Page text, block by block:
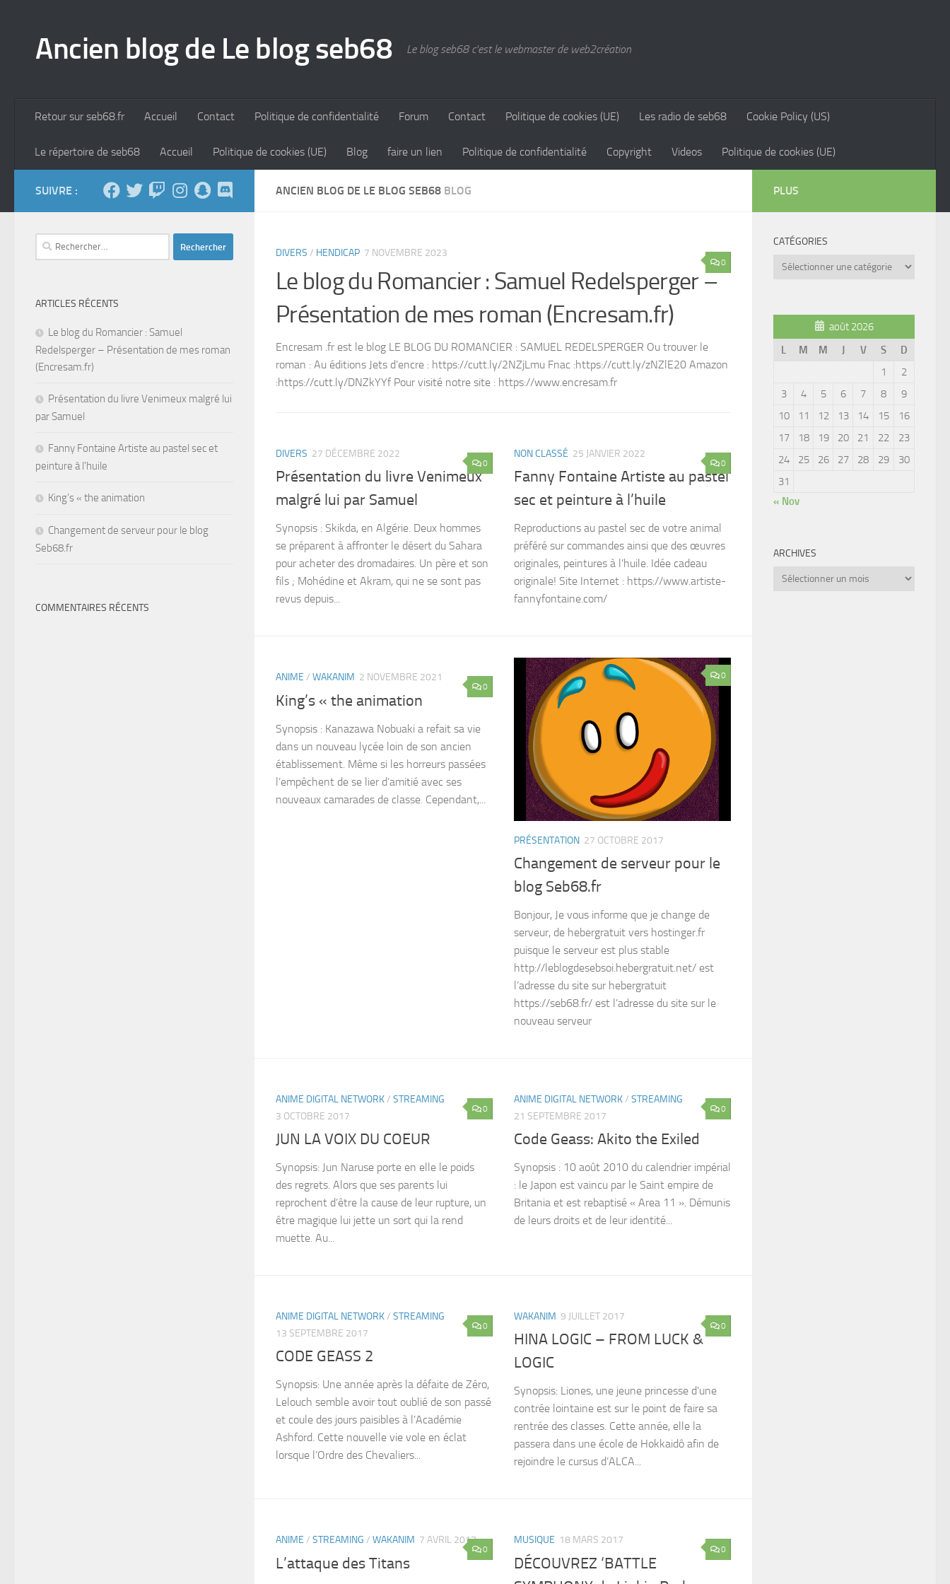
Ancien blog de Le blog seb68 Le blog seb68 c'est le webmaster de web2création
Retour sur seb68.fr Accueil Contact Politique de confidentialité Forum Contact Politique de cookies (UE) Les radio de seb68 Cookie Policy (US)
Le répertoire de seb68 Accueil Politique de cookies (UE) Blog faire un lien Politique de confidentialité Copyright Videos Politique de cookies (UE)
ANCIEN BLOG DE LE BLOG SEB68 BLOG
0
DIVERS / HENDICAP 7 NOVEMBRE 2023
Le blog du Romancier : Samuel Redelsperger –
Présentation de mes roman (Encresam.fr)
Encresam .fr est le blog LE BLOG DU ROMANCIER : SAMUEL REDELSPERGER Ou trouver le
roman : Au éditions Jets d’encre : https://cutt.ly/2NZjLmu Fnac :https://cutt.ly/zNZlE20 Amazon
:https://cutt.ly/DNZkYYf Pour visité notre site : https://www.encresam.fr
0
DIVERS 27 DÉCEMBRE 2022
Présentation du livre Venimeux
malgré lui par Samuel
Synopsis : Skikda, en Algérie. Deux hommes
se préparent à affronter le désert du Sahara
pour acheter des dromadaires. Un père et son
fils ; Mohédine et Akram, qui ne se sont pas
revus depuis...
0
NON CLASSÉ 25 JANVIER 2022
Fanny Fontaine Artiste au pastel
sec et peinture à l’huile
Reproductions au pastel sec de votre animal
préféré sur commandes ainsi que des œuvres
originales, peintures à l’huile. Idée cadeau
originale! Site Internet : https://www.artiste-
fannyfontaine.com/
0
ANIME / WAKANIM 2 NOVEMBRE 2021
King’s « the animation
Synopsis : Kanazawa Nobuaki a refait sa vie
dans un nouveau lycée loin de son ancien
établissement. Même si les horreurs passées
l’empêchent de se lier d’amitié avec ses
nouveaux camarades de classe. Cependant,...
0
PRÉSENTATION 27 OCTOBRE 2017
Changement de serveur pour le
blog Seb68.fr
Bonjour, Je vous informe que je change de
serveur, de hebergratuit vers hostinger.fr
puisque le serveur est plus stable
http://leblogdesebsoi.hebergratuit.net/ est
l’adresse du site sur hebergratuit
https://seb68.fr/ est l’adresse du site sur le
nouveau serveur
0
ANIME DIGITAL NETWORK/ STREAMING
3 OCTOBRE 2017
JUN LA VOIX DU COEUR
Synopsis: Jun Naruse porte en elle le poids
des regrets. Alors que ses parents lui
reprochent d’être la cause de leur rupture, un
être magique lui jette un sort qui la rend
muette. Au...
0
ANIME DIGITAL NETWORK/ STREAMING
21 SEPTEMBRE 2017
Code Geass: Akito the Exiled
Synopsis : 10 août 2010 du calendrier impérial
: le Japon est vaincu par le Saint empire de
Britania et est rebaptisé « Area 11 ». Démunis
de leurs droits et de leur identité...
0
ANIME DIGITAL NETWORK/ STREAMING
13 SEPTEMBRE 2017
CODE GEASS 2
Synopsis: Une année après la défaite de Zéro,
Lelouch semble avoir tout oublié de son passé
et coule des jours paisibles à l’Académie
Ashford. Cette nouvelle vie vole en éclat
lorsque l’Ordre des Chevaliers...
0
WAKANIM 9 JUILLET 2017
HINA LOGIC – FROM LUCK &
LOGIC
Synopsis: Liones, une jeune princesse d’une
contrée lointaine est sur le point de faire sa
rentrée des classes. Cette année, elle la
passera dans une école de Hokkaidô afin de
rejoindre le cursus d’ALCA...
0
ANIME / STREAMING / WAKANIM 7 AVRIL 2017
L’attaque des Titans
0
MUSIQUE 18 MARS 2017
DÉCOUVREZ ‘BATTLE
SUIVRE :
Rechercher :
ARTICLES RÉCENTS
Le blog du Romancier : Samuel
Redelsperger – Présentation de mes roman
(Encresam.fr)
Présentation du livre Venimeux malgré lui
par Samuel
Fanny Fontaine Artiste au pastel sec et
peinture à l’huile
King’s « the animation
Changement de serveur pour le blog
Seb68.fr
COMMENTAIRES RÉCENTS
PLUS
CATÉGORIES
Catégories
août 2026
L
M M J V S
D
1
2
3
4 5 6 7 8
9
10
11 12 13 14 15
16
17
18 19 20 21 22
23
24
25 26 27 28 29
30
31
« Nov
ARCHIVES
Archives